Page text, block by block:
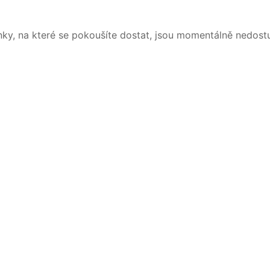
na které se pokoušíte dostat, jsou momentálně